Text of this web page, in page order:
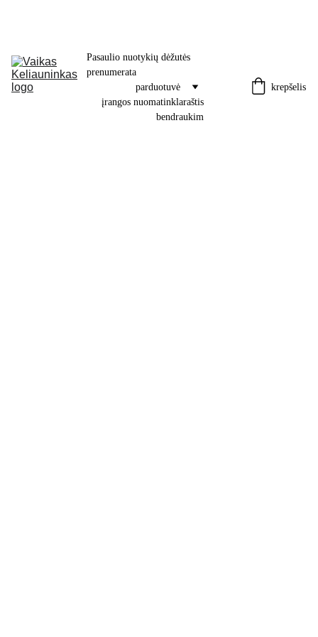
Pasaulio nuotykių dėžutės
prenumerata
parduotuvė
įrangos nuomatinklaraštis
bendraukim
krepšelis